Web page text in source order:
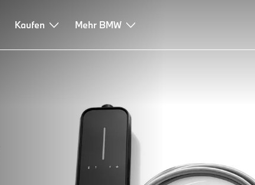
Kaufen Mehr BMW